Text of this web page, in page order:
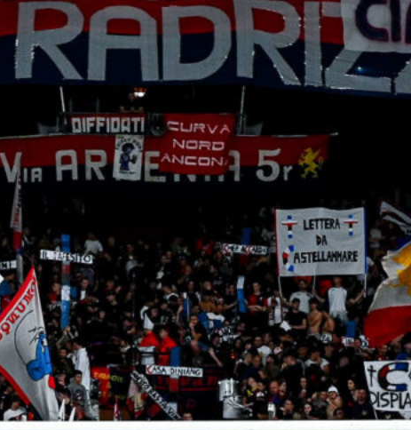
8 Agosto 2026
Genoa su Cheddira: duello con il
Cagliari per l’attaccante del Napoli
8 Agosto 2026
Gudmundsson può lasciare la
Fiorentina: il Genoa osserva, ritorno
possibile?
8 Agosto 2026